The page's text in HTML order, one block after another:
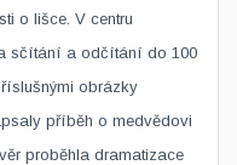
o lišce. V centru
sčítání a odčítání do 100
obrázky
příběh o medvědovi
proběhla dramatizace